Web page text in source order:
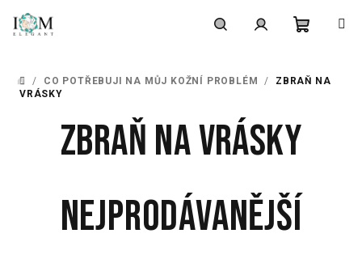
obsah
DOMŮ
/ CO POTŘEBUJI NA MŮJ KOŽNÍ PROBLÉM /
ZBRAŇ NA
VRÁSKY
Zbraň na vrásky
Nejprodávanější